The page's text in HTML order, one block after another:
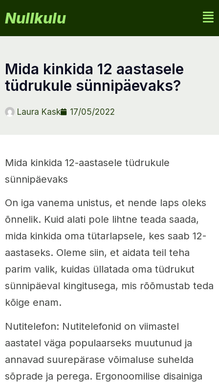
Nullkulu
mida kinkida 12 aastasele
tüdrukule sünnipäevaks?
Laura Kask 17/05/2022
Mida kinkida 12-aastasele tüdrukule
sünnipäevaks
On iga vanema unistus, et nende laps oleks
õnnelik. Kuid alati pole lihtne teada saada,
mida kinkida oma tütarlapsele, kes saab 12-
aastaseks. Oleme siin, et aidata teil teha
parim valik, kuidas üllatada oma tüdrukut
sünnipäeval kingitusega, mis rõõmustab teda
kõige enam.
Nutitelefon: Nutitelefonid on viimastel
aastatel väga populaarseks muutunud ja
annavad suurepärase võimaluse suhelda
sõprade ja perega. Ergonoomilise disainiga